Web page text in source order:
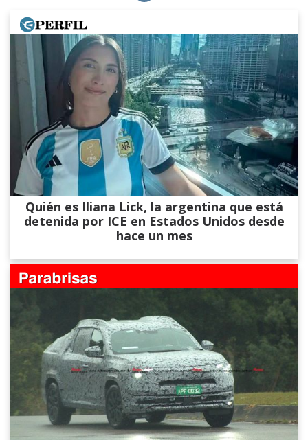
Quién es Iliana Lick, la argentina que está
detenida por ICE en Estados Unidos desde
hace un mes